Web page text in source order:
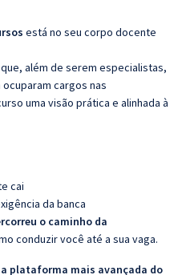
está no seu corpo docente
além de serem especialistas,
cargos nas
uma visão prática e alinhada à
cai
da banca
o caminho da
conduzir você até a sua vaga.
a plataforma mais avançada do